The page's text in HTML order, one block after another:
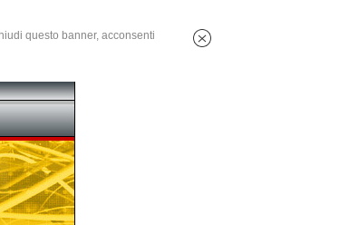
questo banner, acconsenti